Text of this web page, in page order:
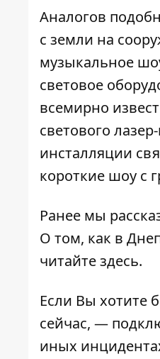
Аналогов
с земли на
музыкальное
световое
всемирно
светового
инсталляции
короткие шоу с
Ранее мы
О том, как в
читайтездесь.
Если Вы хотите
сейчас, —
иных